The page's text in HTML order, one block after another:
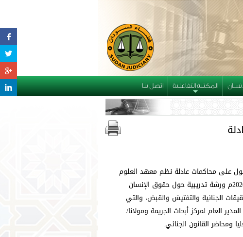
+
المكتبة التفاعلية اتصل بنا
على محاكمات عادلة نظم معهد العلوم
القضائية والقانونية اليوم الأحد 1 مارس 2020م ورشة تدريبية حول حقوق الإنسان
الجنائية والتفتيش والقبض، والتي
العام لمركز أبحاث الجريمة ومولانا/
ومحاضر القانون الجنائي.